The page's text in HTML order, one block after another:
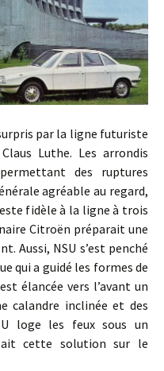
par la ligne futuriste
Luthe. Les arrondis
des ruptures
agréable au regard,
fidèle à la ligne à trois
Citroën préparait une
Aussi, NSU s’est penché
qui a guidé les formes de
élancée vers l’avant un
calandre inclinée et des
loge les feux sous un
cette solution sur le